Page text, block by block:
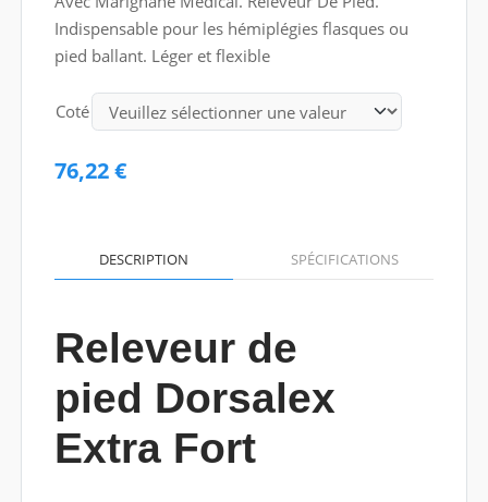
Indispensable pour les hémiplégies flasques ou
pied ballant. Léger et flexible
Coté
76,22 €
DESCRIPTION SPÉCIFICATIONS
Releveur de
pied Dorsalex
Extra Fort